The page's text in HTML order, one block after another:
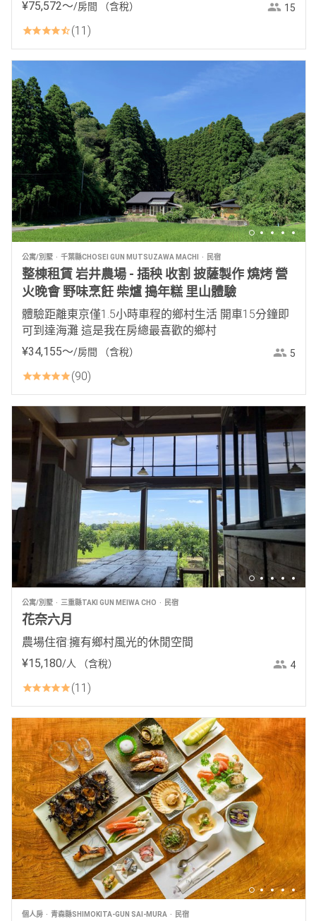
¥75,572〜/房間 （含稅） 15
11
公寓/別墅 千葉縣CHOSEI GUN MUTSUZAWA MACHI 民宿
整棟租賃 岩井農場 - 插秧 收割 披薩製作 燒烤 營
火晚會 野味烹飪 柴爐 搗年糕 里山體驗
體驗距離東京僅1.5小時車程的鄉村生活 開車15分鐘即
可到達海灘 這是我在房總最喜歡的鄉村
¥34,155〜/房間 （含稅） 5
90
公寓/別墅 三重縣TAKI GUN MEIWA CHO 民宿
花奈六月
農場住宿:擁有鄉村風光的休閒空間
¥15,180/人 （含稅） 4
11
個人房 青森縣SHIMOKITA-GUN SAI-MURA 民宿